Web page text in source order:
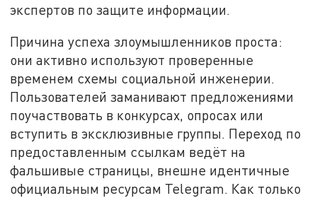
экспертов по защите информации.
Причина успеха злоумышленников проста:
они активно используют проверенные
временем схемы социальной инженерии.
Пользователей заманивают предложениями
поучаствовать в конкурсах, опросах или
вступить в эксклюзивные группы. Переход по
предоставленным ссылкам ведёт на
фальшивые страницы, внешне идентичные
официальным ресурсам Telegram. Как только